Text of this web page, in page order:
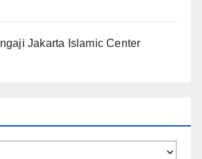
Jakarta Islamic Center